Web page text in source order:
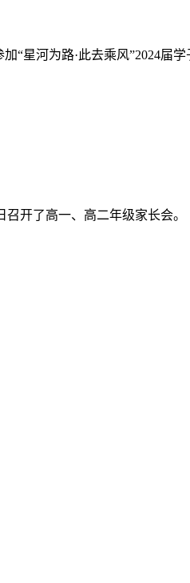
星河为路·此去乘风”2024届
开了高一、高二年级家长会。